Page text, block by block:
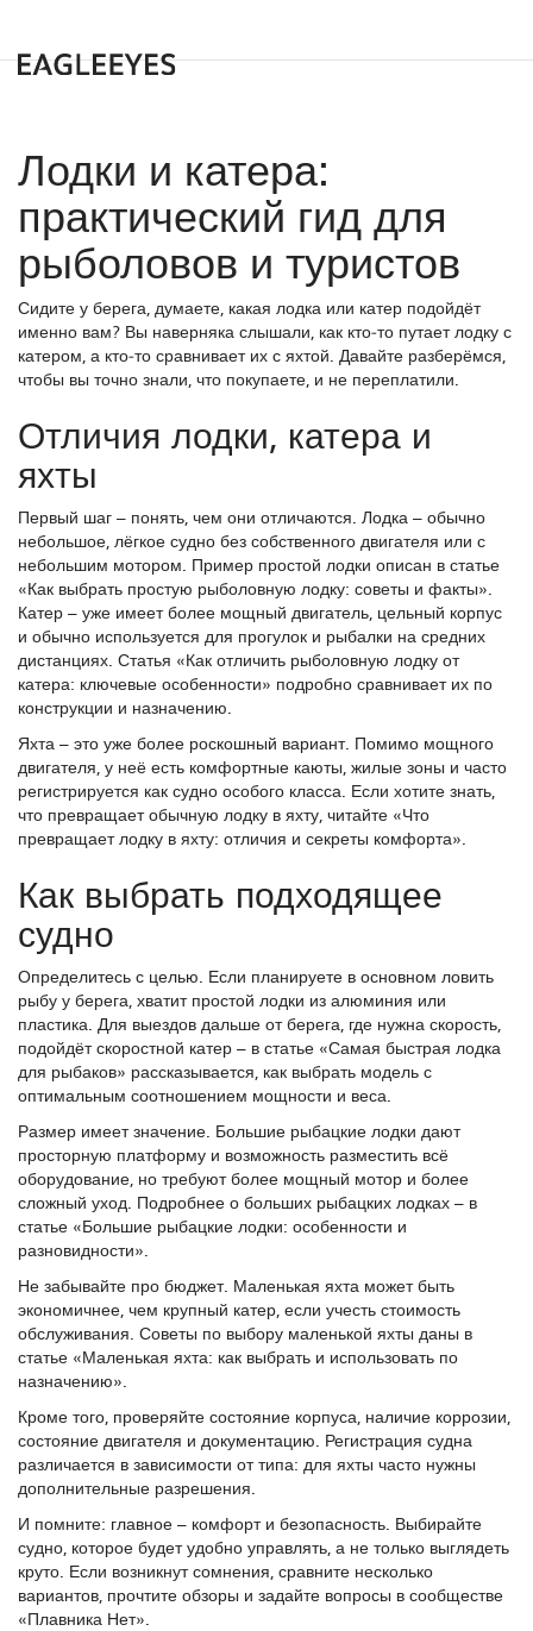
Лодки и катера:
практический гид для
рыболовов и туристов
Сидите у берега, думаете, какая лодка или катер подойдёт
именно вам? Вы наверняка слышали, как кто‑то путает лодку с
катером, а кто‑то сравнивает их с яхтой. Давайте разберёмся,
чтобы вы точно знали, что покупаете, и не переплатили.
Отличия лодки, катера и
яхты
Первый шаг – понять, чем они отличаются. Лодка – обычно
небольшое, лёгкое судно без собственного двигателя или с
небольшим мотором. Пример простой лодки описан в статье
«Как выбрать простую рыболовную лодку: советы и факты».
Катер – уже имеет более мощный двигатель, цельный корпус
и обычно используется для прогулок и рыбалки на средних
дистанциях. Статья «Как отличить рыболовную лодку от
катера: ключевые особенности» подробно сравнивает их по
конструкции и назначению.
Яхта – это уже более роскошный вариант. Помимо мощного
двигателя, у неё есть комфортные каюты, жилые зоны и часто
регистрируется как судно особого класса. Если хотите знать,
что превращает обычную лодку в яхту, читайте «Что
превращает лодку в яхту: отличия и секреты комфорта».
Как выбрать подходящее
судно
Определитесь с целью. Если планируете в основном ловить
рыбу у берега, хватит простой лодки из алюминия или
пластика. Для выездов дальше от берега, где нужна скорость,
подойдёт скоростной катер – в статье «Самая быстрая лодка
для рыбаков» рассказывается, как выбрать модель с
оптимальным соотношением мощности и веса.
Размер имеет значение. Большие рыбацкие лодки дают
просторную платформу и возможность разместить всё
оборудование, но требуют более мощный мотор и более
сложный уход. Подробнее о больших рыбацких лодках – в
статье «Большие рыбацкие лодки: особенности и
разновидности».
Не забывайте про бюджет. Маленькая яхта может быть
экономичнее, чем крупный катер, если учесть стоимость
обслуживания. Советы по выбору маленькой яхты даны в
статье «Маленькая яхта: как выбрать и использовать по
назначению».
Кроме того, проверяйте состояние корпуса, наличие коррозии,
состояние двигателя и документацию. Регистрация судна
различается в зависимости от типа: для яхты часто нужны
дополнительные разрешения.
И помните: главное – комфорт и безопасность. Выбирайте
судно, которое будет удобно управлять, а не только выглядеть
круто. Если возникнут сомнения, сравните несколько
вариантов, прочтите обзоры и задайте вопросы в сообществе
«Плавника Нет».